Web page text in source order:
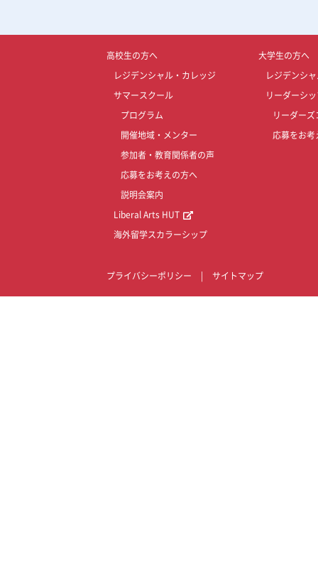
高校生の方へ
レジデンシャル・カレッジ
サマースクール
プログラム
開催地域・メンター
参加者・教育関係者の声
応募をお考えの方へ
説明会案内
Liberal Arts HUT
海外留学スカラーシップ
大学生の方へ
レジデンシ
リーダーシ
リーダーズ
応募をお考
プライバシーポリシー サイトマップ